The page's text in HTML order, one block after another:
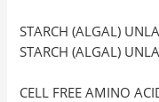
STARCH (ALGAL)
STARCH (ALGAL)
CELL FREE AMINO